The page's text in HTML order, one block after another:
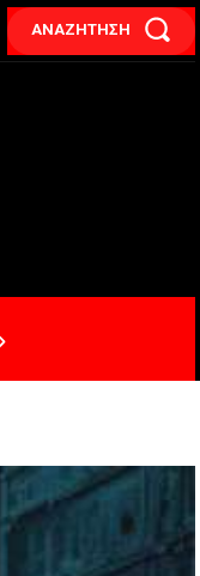
ΑΝΑΖΗΤΗΣΗ